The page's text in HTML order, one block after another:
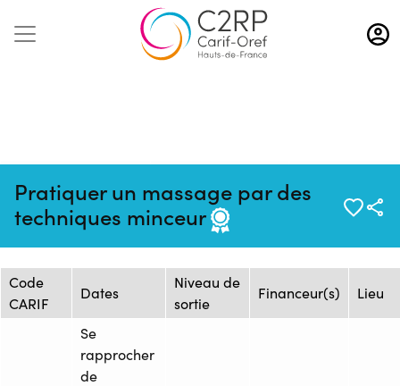
Aller
au
contenu
Pratiquer un massage par des
techniques minceur
09/04/2026
26262035F
TEMANA
Session de formation
Code
CARIF
Dates
Niveau de
sortie
Financeur(s) Lieu
Se
rapprocher
de